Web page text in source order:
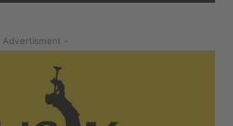
Advertisment -